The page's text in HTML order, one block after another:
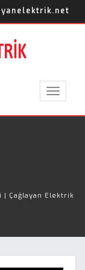
Toggle
Çağlayan Elektrik